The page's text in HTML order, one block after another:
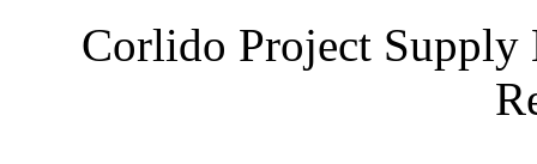
Corlido Project